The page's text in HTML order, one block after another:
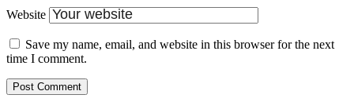
Website
Save my name, email, and website in this browser for the next
time I comment.